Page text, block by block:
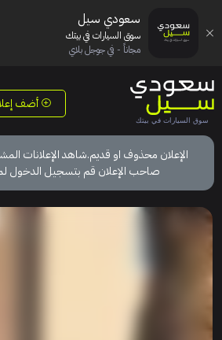
أضف
الإعلان محذوف او قديم.شاهد الإعلانات
صاحب الإعلان قم بتسجيل الدخول
سعودي سيل
سوق السيارات في بيتك
مجاناً - في جوجل بلاي